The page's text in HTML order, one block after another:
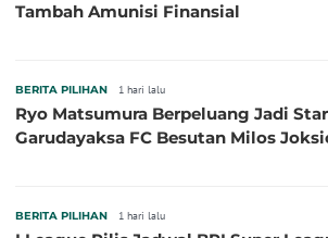
Tambah Amunisi Finansial
BERITA PILIHAN 1 hari lalu
Ryo Matsumura Berpeluang Jadi
Garudayaksa FC Besutan Milos
BERITA PILIHAN 1 hari lalu